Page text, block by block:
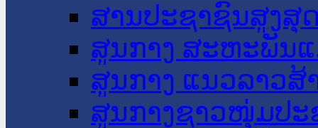
ສານປະຊາຊົນສູງສຸ
ສູນກາງ ສະຫະພັນ
ສູນກາງ ແນວລາວສ້
ສູນກາງຊາວໜຸ່ມປະ